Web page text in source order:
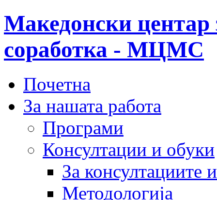
Македонски центар
соработка - МЦМС
Почетна
За нашата работа
Програми
Консултации и обуки
За консултациите
Методологија